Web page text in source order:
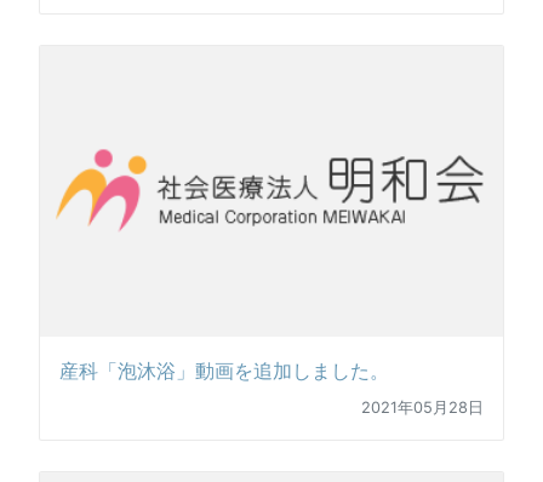
産科「泡沐浴」動画を追加しました。
2021年05月28日